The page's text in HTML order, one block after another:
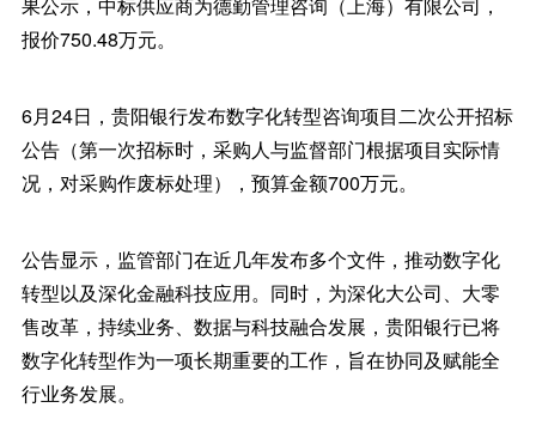
报价750.48万元。
6月24日，贵阳银行发布数字化转型咨询项目二次公开招标
公告（第一次招标时，采购人与监督部门根据项目实际情
况，对采购作废标处理），预算金额700万元。
公告显示，监管部门在近几年发布多个文件，推动数字化
转型以及深化金融科技应用。同时，为深化大公司、大零
售改革，持续业务、数据与科技融合发展，贵阳银行已将
数字化转型作为一项长期重要的工作，旨在协同及赋能全
行业务发展。